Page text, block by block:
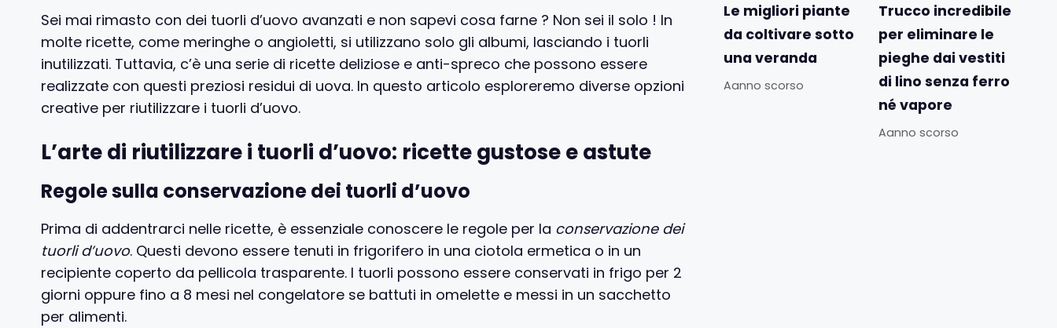
Sei mai rimasto con dei tuorli d’uovo avanzati e non sapevi cosa farne ? Non sei il solo ! In
molte ricette, come meringhe o angioletti, si utilizzano solo gli albumi, lasciando i tuorli
inutilizzati. Tuttavia, c’è una serie di ricette deliziose e anti-spreco che possono essere
realizzate con questi preziosi residui di uova. In questo articolo esploreremo diverse opzioni
creative per riutilizzare i tuorli d’uovo.
L’arte di riutilizzare i tuorli d’uovo: ricette gustose e astute
Regole sulla conservazione dei tuorli d’uovo
Prima di addentrarci nelle ricette, è essenziale conoscere le regole per la conservazione dei
tuorli d’uovo. Questi devono essere tenuti in frigorifero in una ciotola ermetica o in un
recipiente coperto da pellicola trasparente. I tuorli possono essere conservati in frigo per 2
giorni oppure fino a 8 mesi nel congelatore se battuti in omelette e messi in un sacchetto
per alimenti.
Le migliori piante
da coltivare sotto
una veranda
Aanno scorso
Trucco incredibile
per eliminare le
pieghe dai vestiti
di lino senza ferro
né vapore
Aanno scorso